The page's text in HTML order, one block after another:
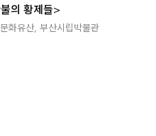
의 황제들>
문화유산, 부산시립박물관